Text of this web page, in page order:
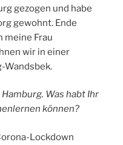
gezogen und habe
gewohnt. Ende
meine Frau
wir in einer
Wandsbek.
Was habt Ihr
können?
Lockdown